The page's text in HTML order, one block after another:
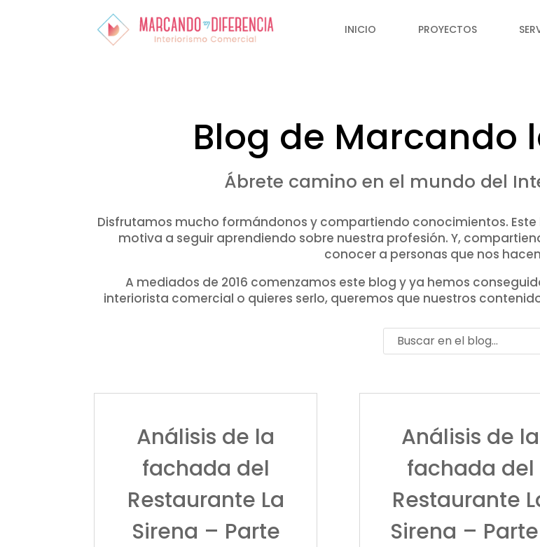
INICIO PROYECTOS
Blog de Marcando
Ábrete camino en el mundo del
Disfrutamos mucho formándonos y compartiendo conocimientos.
motiva a seguir aprendiendo sobre nuestra profesión. Y,
conocer a personas que nos
A mediados de 2016 comenzamos este blog y ya hemos
interiorista comercial o quieres serlo, queremos que nuestros
Análisis de la
fachada del
Restaurante La
Sirena – Parte
Análisis de la
fachada del
Restaurante
Sirena – Parte